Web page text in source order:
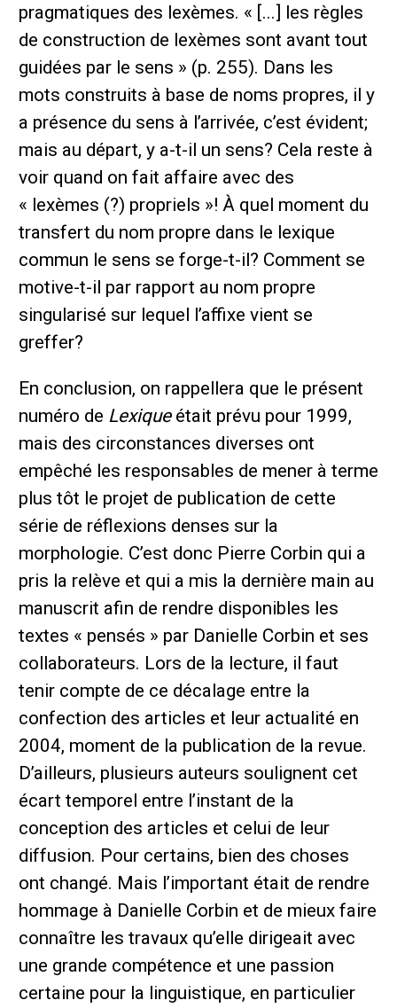
pragmatiques des lexèmes. « [...] les règles
de construction de lexèmes sont avant tout
guidées par le sens » (p. 255). Dans les
mots construits à base de noms propres, il y
a présence du sens à l’arrivée, c’est évident;
mais au départ, y a-t-il un sens? Cela reste à
voir quand on fait affaire avec des
« lexèmes (?) propriels »! À quel moment du
transfert du nom propre dans le lexique
commun le sens se forge-t-il? Comment se
motive-t-il par rapport au nom propre
singularisé sur lequel l’affixe vient se
greffer?
En conclusion, on rappellera que le présent
numéro de Lexiqueétait prévu pour 1999,
mais des circonstances diverses ont
empêché les responsables de mener à terme
plus tôt le projet de publication de cette
série de réflexions denses sur la
morphologie. C’est donc Pierre Corbin qui a
pris la relève et qui a mis la dernière main au
manuscrit afin de rendre disponibles les
textes « pensés » par Danielle Corbin et ses
collaborateurs. Lors de la lecture, il faut
tenir compte de ce décalage entre la
confection des articles et leur actualité en
2004, moment de la publication de la revue.
D’ailleurs, plusieurs auteurs soulignent cet
écart temporel entre l’instant de la
conception des articles et celui de leur
diffusion. Pour certains, bien des choses
ont changé. Mais l’important était de rendre
hommage à Danielle Corbin et de mieux faire
connaître les travaux qu’elle dirigeait avec
une grande compétence et une passion
certaine pour la linguistique, en particulier